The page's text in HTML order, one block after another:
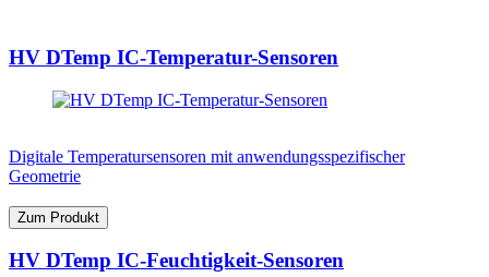
HV DTemp IC-Temperatur-Sensoren
Digitale Temperatursensoren mit anwendungsspezifischer
Geometrie
Zum Produkt
HV DTemp IC-Feuchtigkeit-Sensoren